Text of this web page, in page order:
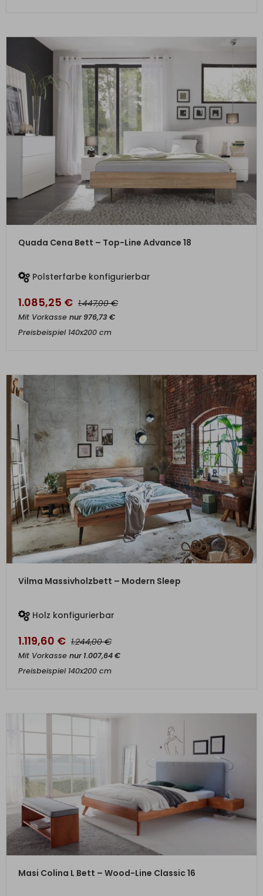
ZUM PRODUKT
Quada Cena Bett – Top-Line Advance 18
Polsterfarbe konfigurierbar
1.085,25 € 1.447,00€
Mit Vorkasse nur976,73€
Preisbeispiel 140x200 cm
Vilma Massivholzbett – Modern Sleep
Holz konfigurierbar
1.119,60 € 1.244,00€
Mit Vorkasse nur1.007,64€
Preisbeispiel 140x200 cm
ZUM PRODUKT
Masi Colina L Bett – Wood-Line Classic 16